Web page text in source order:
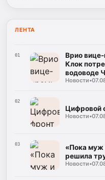
ЛЕНТА
01
Врио
Клок
водоводе
Новости•
02
Цифровой
Новости•
03
«Пока муж
решила
Новости•